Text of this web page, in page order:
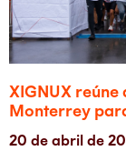
XIGNUX
Monterrey
20 de abril de